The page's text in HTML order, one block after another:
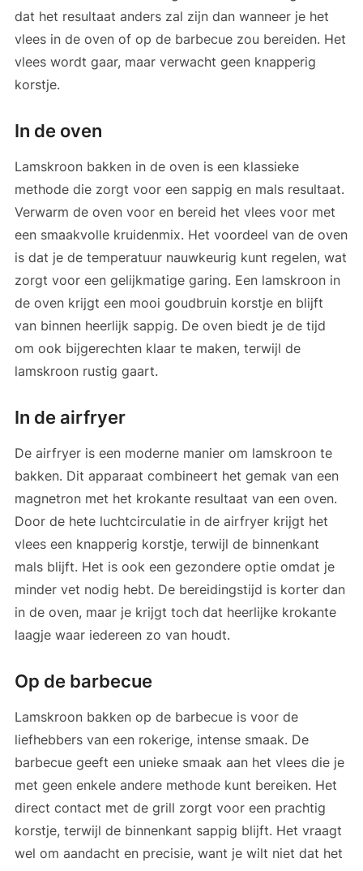
dat het resultaat anders zal zijn dan wanneer je het
vlees in de oven of op de barbecue zou bereiden. Het
vlees wordt gaar, maar verwacht geen knapperig
korstje.
In de oven
Lamskroon bakken in de oven is een klassieke
methode die zorgt voor een sappig en mals resultaat.
Verwarm de oven voor en bereid het vlees voor met
een smaakvolle kruidenmix. Het voordeel van de oven
is dat je de temperatuur nauwkeurig kunt regelen, wat
zorgt voor een gelijkmatige garing. Een lamskroon in
de oven krijgt een mooi goudbruin korstje en blijft
van binnen heerlijk sappig. De oven biedt je de tijd
om ook bijgerechten klaar te maken, terwijl de
lamskroon rustig gaart.
In de airfryer
De airfryer is een moderne manier om lamskroon te
bakken. Dit apparaat combineert het gemak van een
magnetron met het krokante resultaat van een oven.
Door de hete luchtcirculatie in de airfryer krijgt het
vlees een knapperig korstje, terwijl de binnenkant
mals blijft. Het is ook een gezondere optie omdat je
minder vet nodig hebt. De bereidingstijd is korter dan
in de oven, maar je krijgt toch dat heerlijke krokante
laagje waar iedereen zo van houdt.
Op de barbecue
Lamskroon bakken op de barbecue is voor de
liefhebbers van een rokerige, intense smaak. De
barbecue geeft een unieke smaak aan het vlees die je
met geen enkele andere methode kunt bereiken. Het
direct contact met de grill zorgt voor een prachtig
korstje, terwijl de binnenkant sappig blijft. Het vraagt
wel om aandacht en precisie, want je wilt niet dat het